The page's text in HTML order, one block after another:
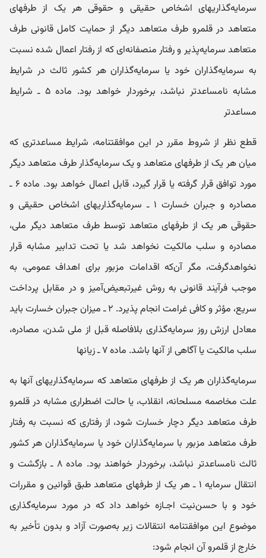
سرمایه‌گذاریهای اشخاص حقیقی و حقوقی هر یک از طرفهای
متعاهد در قلمرو طرف متعاهد دیگر از حمایت کامل قانونی طرف
متعاهد سرمایه‌پذیر و رفتار منصفانه‌ای که از رفتار اعمال شده نسبت
به سرمایه‌گذاران خود یا سرمایه‌گذاران هر کشور ثالث در شرایط
مشابه نامساعدتر نباشد، برخوردار خواهد بود. ماده ۵ ـ شرایط
مساعدتر
قطع نظر از شروط مقرر در این موافقتنامه، شرایط مساعدتری که
میان هر یک از طرفهای متعاهد و یک سرمایه‌گذار طرف متعاهد دیگر
مورد توافق قرار گرفته یا قرار گیرد، قابل اعمال خواهد بود. ماده ۶ ـ
مصادره و جبران خسارت ۱ ـ سرمایه‌گذاریهای اشخاص حقیقی و
حقوقی هر یک از طرفهای متعاهد توسط طرف متعاهد دیگر ملی،
مصادره و سلب مالکیت نخواهد شد یا تحت تدابیر مشابه قرار
نخواهدگرفت، مگر آن‌که اقدامات مزبور برای اهداف عمومی، به
موجب فرآیند قانونی به روش غیرتبعیض‌آمیز و در مقابل پرداخت
سریع، مؤثر و کافی غرامت انجام پذیرد. ۲ ـ میزان جبران خسارت باید
معادل ارزش روز سرمایه‌گذاری بلافاصله قبل از ملی شدن، مصادره،
سلب مالکیت یا آگاهی از آنها باشد. ماده ۷ ـ زیانها
سرمایه‌گذاران هر یک از طرفهای متعاهد که سرمایه‌گذاریهای آنها به
علت مخاصمه مسلحانه، انقلاب، یا حالت اضطراری مشابه در قلمرو
طرف متعاهد دیگر دچار خسارت شود، از رفتاری که نسبت به رفتار
طرف متعاهد مزبور با سرمایه‌گذاران خود یا سرمایه‌گذاران هر کشور
ثالث نامساعدتر نباشد، برخوردار خواهند بود. ماده ۸ ـ بازگشت و
انتقال سرمایه ۱ ـ هر یک از طرفهای متعاهد طبق قوانین و مقررات
خود و با حسن‌نیت اجـازه خواهد داد که در مورد سرمایه‌گذاری
موضوع این موافقتنامه انتقالات زیر به‌صورت آزاد و بدون تأخیر به
خارج از قلمرو آن انجام شود: